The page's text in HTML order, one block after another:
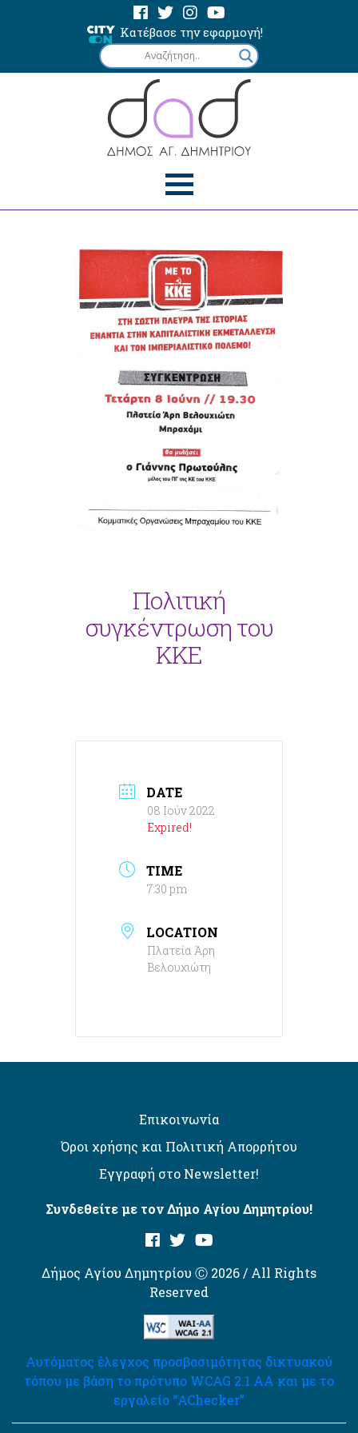
Κατέβασε την εφαρμογή!
Πολιτική
συγκέντρωση του
ΚΚΕ
DATE
08 Ιούν 2022
Expired!
TIME
7:30 pm
LOCATION
Πλατεία Άρη
Βελουχιώτη
Επικοινωνία
Όροι χρήσης και Πολιτική Απορρήτου
Εγγραφή στο Newsletter!
Συνδεθείτε με τον Δήμο Αγίου Δημητρίου!
Δήμος Αγίου Δημητρίου Ⓒ 2026 / All Rights
Reserved
Αυτόματος έλεγχος προσβασιμότητας δικτυακού
τόπου με βάση το πρότυπο WCAG 2.1 AA και με το
εργαλείο “AChecker”